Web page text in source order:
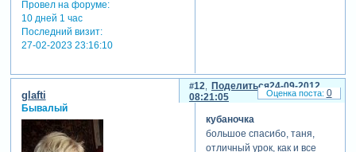
Провел на форуме:
10 дней 1 час
Последний визит:
27-02-2023 23:16:10
Поделиться
12
24-09-2012
08:21:05
glafti
Бывалый
кубаночка
большое спасибо, таня,
отличный урок, как и все
0